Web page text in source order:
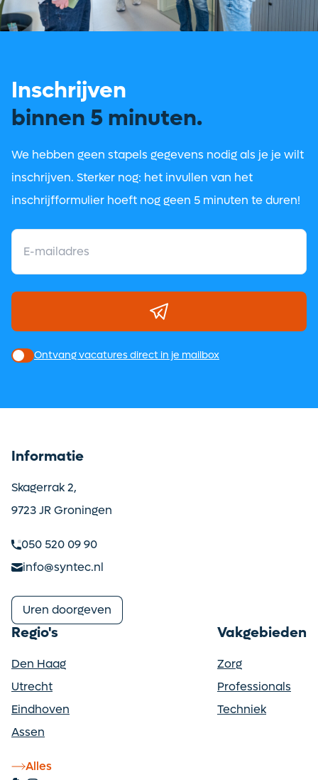
Inschrijven
binnen 5 minuten.
We hebben geen stapels gegevens nodig als je je wilt
inschrijven. Sterker nog: het invullen van het
inschrijfformulier hoeft nog geen 5 minuten te duren!
Ontvang vacatures direct in je mailbox
Informatie
Skagerrak 2,
9723 JR Groningen
050 520 09 90
info@syntec.nl
Uren doorgeven
Regio's
Den Haag
Utrecht
Eindhoven
Assen
Alles
Vakgebieden
Zorg
Professionals
Techniek